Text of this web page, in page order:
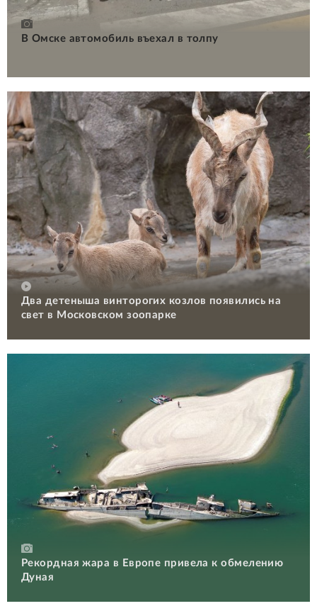
В Омске автомобиль въехал в толпу
Два детеныша винторогих козлов появились на
свет в Московском зоопарке
Рекордная жара в Европе привела к обмелению
Дуная